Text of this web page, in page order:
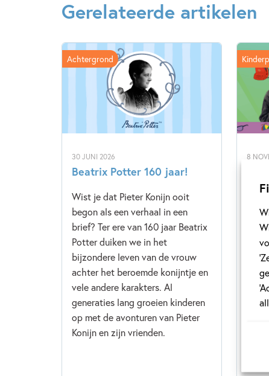
Gerelateerde artikelen
30 JUNI 2026
Beatrix Potter 160 jaar!
Wist je dat Pieter Konijn ooit
begon als een verhaal in een
brief? Ter ere van 160 jaar Beatrix
Potter duiken we in het
bijzondere leven van de vrouw
achter het beroemde konijntje en
vele andere karakters. Al
generaties lang groeien kinderen
op met de avonturen van Pieter
Konijn en zijn vrienden.
Achtergrond
8
In
zijn